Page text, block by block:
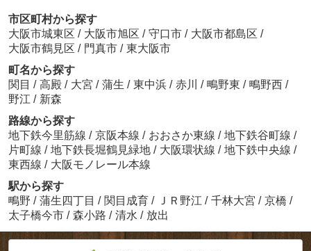
市区町村から探す
大阪市城東区 / 大阪市旭区 / 守口市 / 大阪市都島区 /
大阪市鶴見区 / 門真市 / 東大阪市
町名から探す
関目 / 高殿 / 大宮 / 蒲生 / 東中浜 / 赤川 / 鴫野東 / 鴫野西 /
野江 / 新森
路線から探す
地下鉄今里筋線 / 京阪本線 / おおさか東線 / 地下鉄谷町線 /
片町線 / 地下鉄長堀鶴見緑地 / 大阪環状線 / 地下鉄中央線 /
東西線 / 大阪モノレール本線
駅から探す
鴫野 / 蒲生四丁目 / 関目成育 / ＪＲ野江 / 千林大宮 / 京橋 /
太子橋今市 / 森小路 / 清水 / 放出